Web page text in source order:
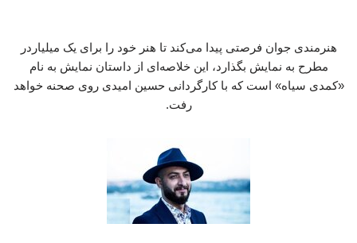
هنرمندی جوان فرصتی پیدا می‌کند تا هنر خود را برای یک میلیاردر
مطرح به نمایش بگذارد، این خلاصه‌ای از داستان نمایش به نام
«کمدی سیاه» است که با کارگردانی حسین امیدی روی صحنه خواهد
رفت.